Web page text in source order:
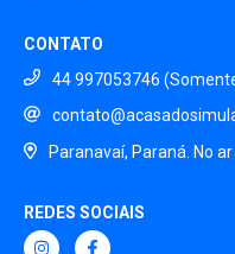
CONTATO
44 997053746
Paranavaí, Paraná. No
REDES SOCIAIS